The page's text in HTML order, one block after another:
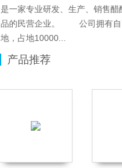
是一家专业研发、生产、销售醋
品的民营企业。 公司拥有自
地，占地10000...
产品推荐